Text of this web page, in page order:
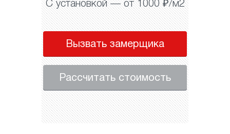
С установкой — от 1000 ₽/м2
Вызвать замерщика
Рассчитать стоимость